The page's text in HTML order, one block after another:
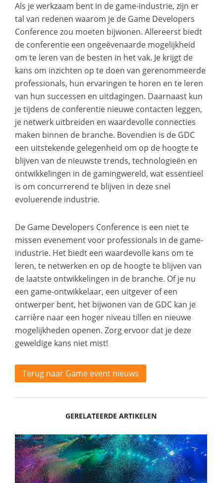
Als je werkzaam bent in de game-industrie, zijn er
tal van redenen waarom je de Game Developers
Conference zou moeten bijwonen. Allereerst biedt
de conferentie een ongeëvenaarde mogelijkheid
om te leren van de besten in het vak. Je krijgt de
kans om inzichten op te doen van gerenommeerde
professionals, hun ervaringen te horen en te leren
van hun successen en uitdagingen. Daarnaast kun
je tijdens de conferentie nieuwe contacten leggen,
je netwerk uitbreiden en waardevolle connecties
maken binnen de branche. Bovendien is de GDC
een uitstekende gelegenheid om op de hoogte te
blijven van de nieuwste trends, technologieën en
ontwikkelingen in de gamingwereld, wat essentieel
is om concurrerend te blijven in deze snel
evoluerende industrie.
De Game Developers Conference is een niet te
missen evenement voor professionals in de game-
industrie. Het biedt een waardevolle kans om te
leren, te netwerken en op de hoogte te blijven van
de laatste ontwikkelingen in de branche. Of je nu
een game-ontwikkelaar, een uitgever of een
ontwerper bent, het bijwonen van de GDC kan je
carrière naar een hoger niveau tillen en nieuwe
mogelijkheden openen. Zorg ervoor dat je deze
geweldige kans niet mist!
Terug naar Game event nieuws
GERELATEERDE ARTIKELEN